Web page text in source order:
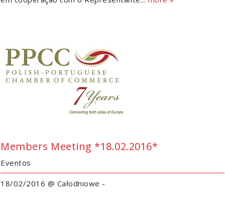
Members Meeting *18.02.2016*
Eventos
18/02/2016 @ Całodniowe -